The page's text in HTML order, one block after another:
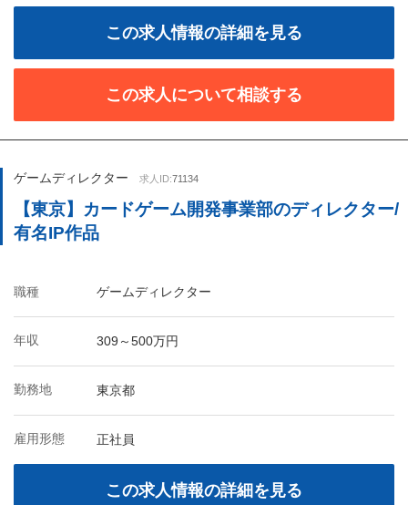
この求人情報の詳細を見る
この求人について相談する
ゲームディレクター 求人ID:71134
【東京】カードゲーム開発事業部のディレクター/
有名IP作品
職種 ゲームディレクター
年収 309～500万円
勤務地 東京都
雇用形態 正社員
この求人情報の詳細を見る